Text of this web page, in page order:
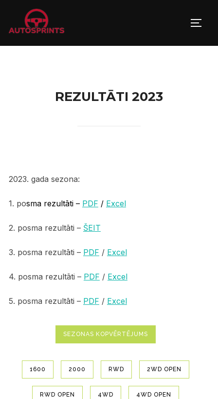
content
REZULTĀTI 2023
2023. gada sezona:
1. posma rezultāti – PDF / Excel
2. posma rezultāti – ŠEIT
3. posma rezultāti – PDF / Excel
4. posma rezultāti – PDF / Excel
5. posma rezultāti – PDF / Excel
SEZONAS KOPVĒRTĒJUMS
1600 2000 RWD 2WD OPEN
RWD OPEN 4WD 4WD OPEN